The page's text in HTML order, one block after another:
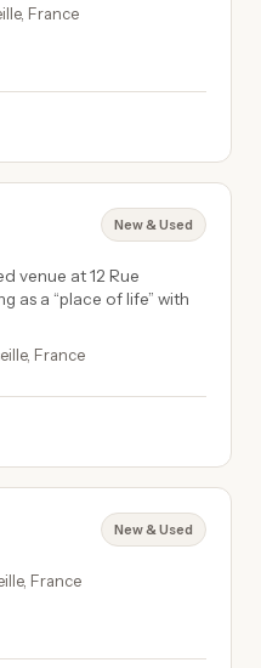
France
New & Used
venue at 12 Rue
as a “place of life” with
France
New & Used
France